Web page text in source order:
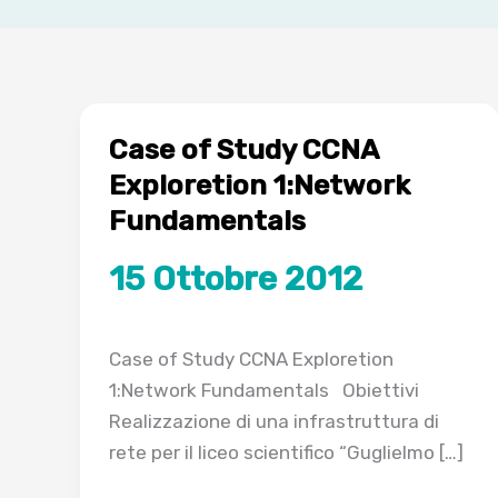
Case of Study CCNA
Exploretion 1:Network
Fundamentals
15 Ottobre 2012
Case of Study CCNA Exploretion
1:Network Fundamentals Obiettivi
Realizzazione di una infrastruttura di
rete per il liceo scientifico “Guglielmo […]